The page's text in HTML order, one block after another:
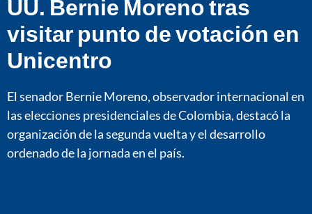
UU. Bernie Moreno tras
visitar punto de votación en
Unicentro
El senador Bernie Moreno, observador internacional en
las elecciones presidenciales de Colombia, destacó la
organización de la segunda vuelta y el desarrollo
ordenado de la jornada en el país.